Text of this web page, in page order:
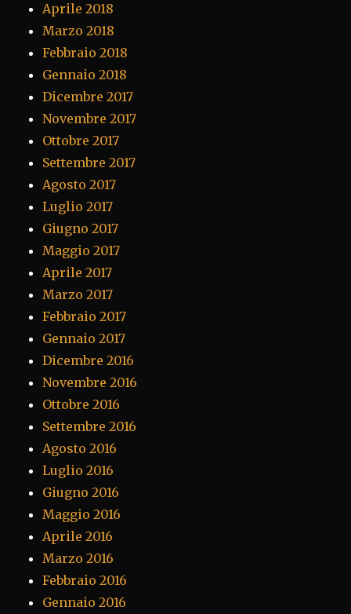
Aprile 2018
Marzo 2018
Febbraio 2018
Gennaio 2018
Dicembre 2017
Novembre 2017
Ottobre 2017
Settembre 2017
Agosto 2017
Luglio 2017
Giugno 2017
Maggio 2017
Aprile 2017
Marzo 2017
Febbraio 2017
Gennaio 2017
Dicembre 2016
Novembre 2016
Ottobre 2016
Settembre 2016
Agosto 2016
Luglio 2016
Giugno 2016
Maggio 2016
Aprile 2016
Marzo 2016
Febbraio 2016
Gennaio 2016